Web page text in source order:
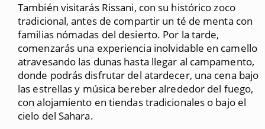
También visitarás Rissani, con su histórico zoco
tradicional, antes de compartir un té de menta con
familias nómadas del desierto. Por la tarde,
comenzarás una experiencia inolvidable en camello
atravesando las dunas hasta llegar al campamento,
donde podrás disfrutar del atardecer, una cena bajo
las estrellas y música bereber alrededor del fuego,
con alojamiento en tiendas tradicionales o bajo el
cielo del Sahara.